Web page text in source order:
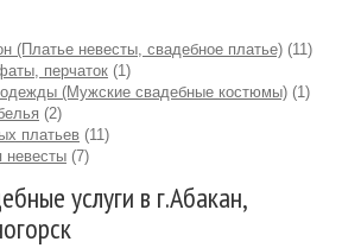
(Платье невесты, свадебное платье) (11)
перчаток (1)
(Мужские свадебные костюмы) (1)
(2)
платьев (11)
невесты (7)
услуги в г.Абакан,